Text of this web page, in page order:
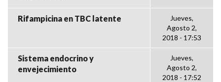
Rifampicina en TBC latente
Jueves,
Agosto 2,
2018 - 17:53
Sistema endocrino y
envejecimiento
Jueves,
Agosto 2,
2018 - 17:52